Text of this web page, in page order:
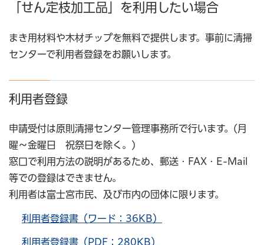
「せん定枝加工品」を利用したい場合
まき用材料や木材チップを無料で提供します。事前に清掃
センターで利用者登録をお願いします。
利用者登録
申請受付は原則清掃センター管理事務所で行います。(月
曜～金曜日 祝祭日を除く。)
窓口で利用方法の説明があるため、郵送・FAX・E-Mail
等での登録はできません。
利用者は富士宮市民、及び市内の団体に限ります。
利用者登録書（ワード：36KB）
利用者登録書（PDF：280KB）